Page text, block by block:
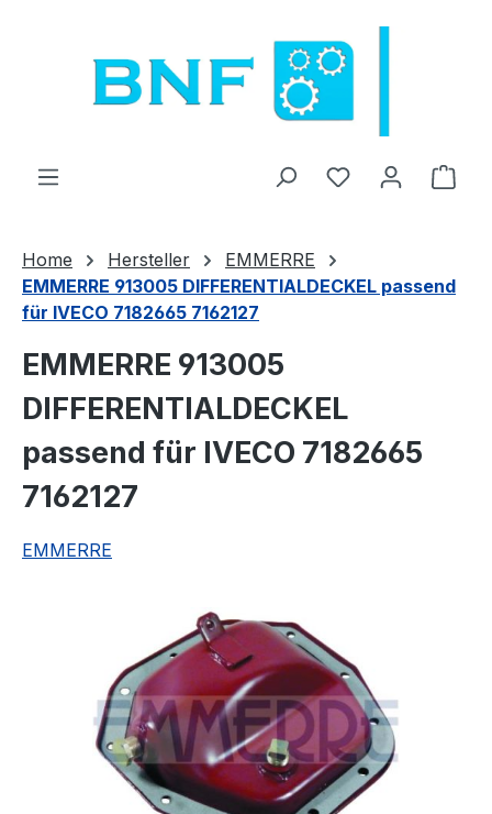
Du hast 0
Home Hersteller
EMMERRE
EMMERRE 913005 DIFFERENTIALDECKEL passend
für IVECO 7182665 7162127
EMMERRE 913005
DIFFERENTIALDECKEL
passend für IVECO 7182665
7162127
EMMERRE
Bildergalerie überspringen